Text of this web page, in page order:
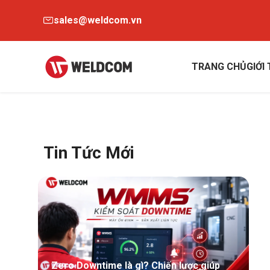
sales@weldcom.vn
TRANG CHỦGIỚI
Tin Tức Mới
Zero Downtime là gì? Chiến lược giúp